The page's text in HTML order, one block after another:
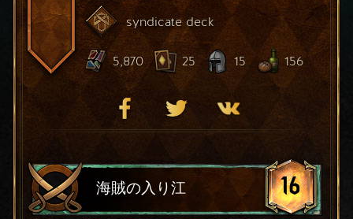
syndicate deck
5,870 25 15 156
海賊の入り江 16